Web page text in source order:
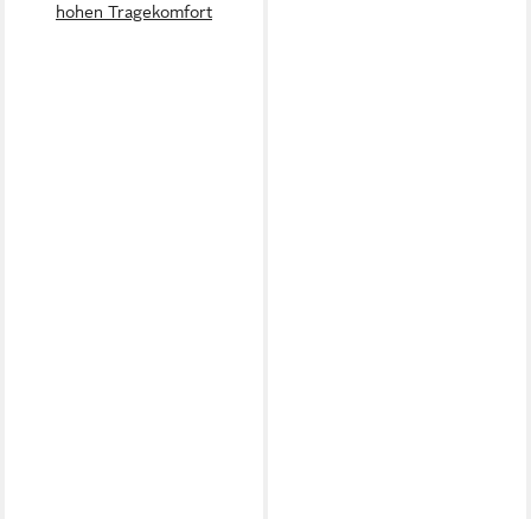
hohen Tragekomfort